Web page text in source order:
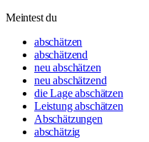
Meintest du
abschätzen
abschätzend
neu abschätzen
neu abschätzend
die Lage abschätzen
Leistung abschätzen
Abschätzungen
abschätzig